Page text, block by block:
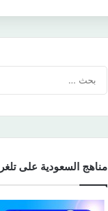
مناهج السعودية على